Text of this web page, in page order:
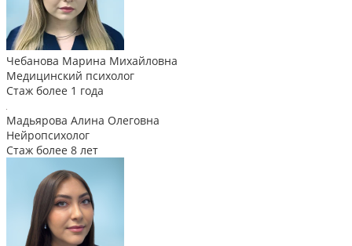
Чебанова Марина Михайловна
Медицинский психолог
Стаж более 1 года
Мадьярова Алина Олеговна
Нейропсихолог
Стаж более 8 лет